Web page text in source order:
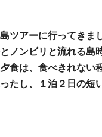
ツアーに行ってきま
ノンビリと流れる島
食は、食べきれない
たし、１泊２日の短